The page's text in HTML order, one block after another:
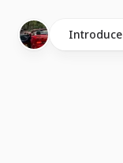
Introduce